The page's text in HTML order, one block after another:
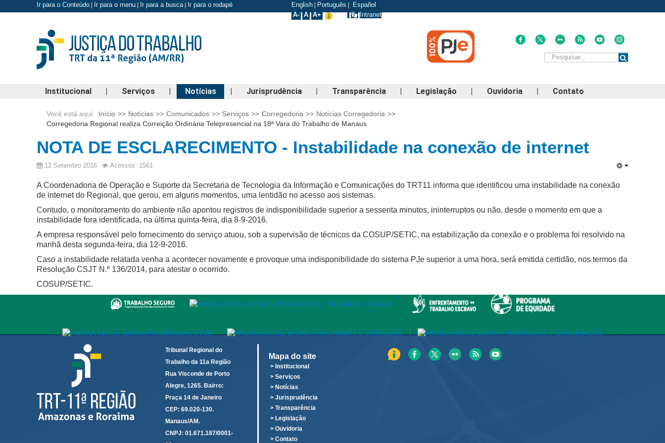
Ir para o Conteúdo Ir para o menu Ir para a busca| Ir para o rodapé English Português
Español
A- A A+ Intranet
Institucional | Serviços | Notícias | Jurisprudência | Transparência | Legislação | Ouvidoria | Contato
Você está aqui: Início >> Notícias >> Comunicados >> Serviços >> Corregedoria >> Notícias Corregedoria >>
Corregedoria Regional realiza Correição Ordinária Telepresencial na 18ª Vara do Trabalho de Manaus
NOTA DE ESCLARECIMENTO - Instabilidade na conexão de internet
12 Setembro 2016 Acessos: 1561
A Coordenadoria de Operação e Suporte da Secretaria de Tecnologia da Informação e Comunicações do TRT11 informa que identificou uma instabilidade na conexão
de internet do Regional, que gerou, em alguns momentos, uma lentidão no acesso aos sistemas.
Contudo, o monitoramento do ambiente não apontou registros de indisponibilidade superior a sessenta minutos, ininterruptos ou não, desde o momento em que a
instabilidade fora identificada, na última quinta-feira, dia 8-9-2016.
A empresa responsável pelo fornecimento do serviço atuou, sob a supervisão de técnicos da COSUP/SETIC, na estabilização da conexão e o problema foi resolvido na
manhã desta segunda-feira, dia 12-9-2016.
Caso a instabilidade relatada venha a acontecer novamente e provoque uma indisponibilidade do sistema PJe superior a uma hora, será emitida certidão, nos termos da
Resolução CSJT N.º 136/2014, para atestar o ocorrido.
COSUP/SETIC.
|
Tribunal Regional do
Trabalho da 11a Região
Rua Visconde de Porto
Alegre, 1265. Bairro:
Praça 14 de Janeiro
CEP: 69.020-130.
Manaus/AM.
CNPJ: 01.671.187/0001-
Mapa do site
> Institucional
> Serviços
> Notícias
> Jurisprudência
> Transparência
> Legislação
> Ouvidoria
> Contato